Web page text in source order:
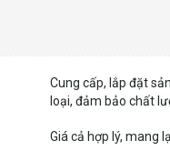
Cung cấp, lắp đặt
loại, đảm bảo chất
Giá cả hợp lý, mang